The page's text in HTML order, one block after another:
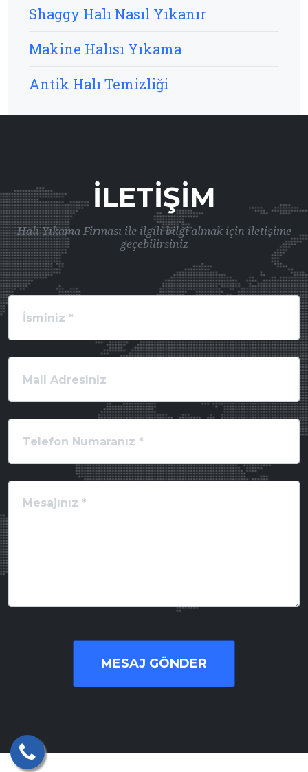
Shaggy Halı Nasıl Yıkanır
Makine Halısı Yıkama
Antik Halı Temizliği
İLETIŞIM
Halı Yıkama Firması ile ilgili bilgi almak için iletişime
geçebilirsiniz
MESAJ GÖNDER